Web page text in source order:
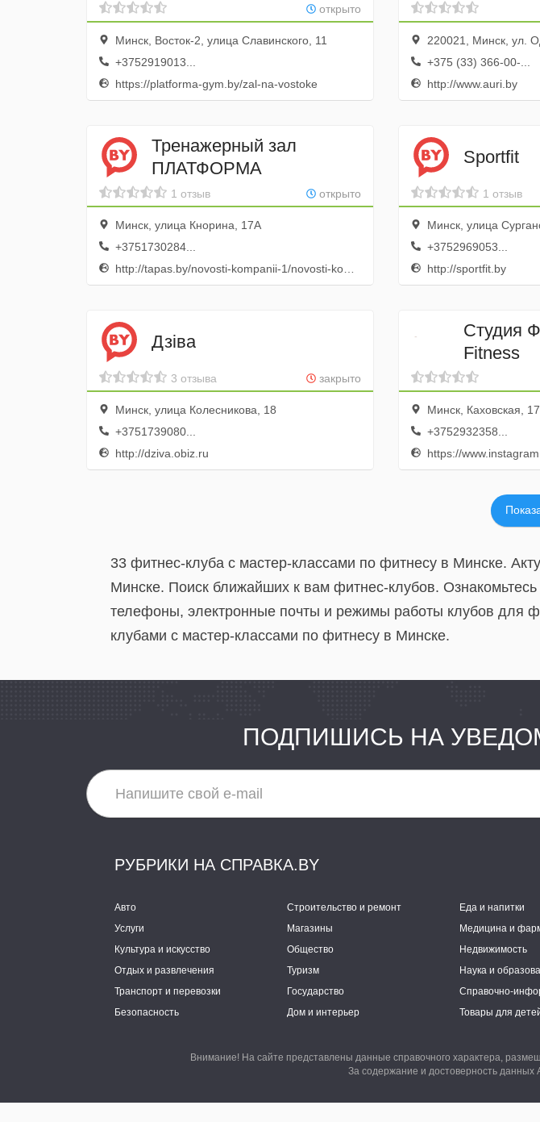
открыто
Минск, Восток-2, улица Славинского, 11
+3752919013...
https://platforma-gym.by/zal-na-vostoke
220021, Минск, ул.
+375 (33) 366-00-...
http://www.auri.by
Тренажерный зал
ПЛАТФОРМА
открыто
1 отзыв
Минск, улица Кнорина, 17А
+3751730284...
http://tapas.by/novosti-kompanii-1/novosti-kompanii-2/otkrytie-trenazhernogo-zala-platforma-/
Sportfit
1 отзыв
Минск, улица
+3752969053...
http://sportfit.by
Дзiва
закрыто
3 отзыва
Минск, улица Колесникова, 18
+3751739080...
http://dziva.obiz.ru
Студия
Fitness
Минск, Каховская,
+3752932358...
https://
33 фитнес-клуба c мастер-классами по фитнесу в Минске.
Минске. Поиск ближайших к вам фитнес-клубов.
телефоны, электронные почты и режимы работы клубов для
клубами c мастер-классами по фитнесу в Минске.
ПОДПИШИСЬ НА
РУБРИКИ НА СПРАВКА.BY
Авто Строительство и ремонт Еда и напитки
Услуги
Магазины Медицина и
Культура и искусство
Общество Недвижимость
Отдых и развлечения
Туризм Наука и
Транспорт и перевозки
Государство
Безопасность
Дом и интерьер Товары для
Внимание! На сайте представлены данные справочного характера,
За содержание и достоверность данных